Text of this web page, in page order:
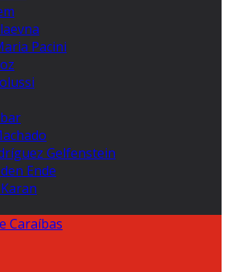
Pacini
Gelfenstein
Ende
Caraíbas